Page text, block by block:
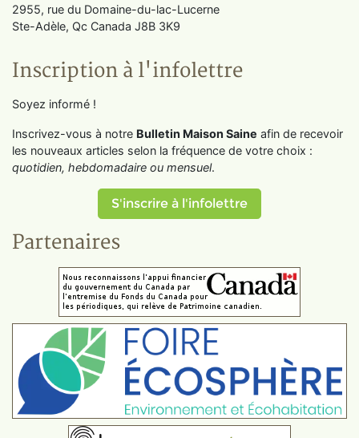
2955, rue du Domaine-du-lac-Lucerne
Ste-Adèle, Qc Canada J8B 3K9
Inscription à l'infolettre
Soyez informé !
Inscrivez-vous à notre Bulletin Maison Saine afin de recevoir
les nouveaux articles selon la fréquence de votre choix :
quotidien, hebdomadaire ou mensuel.
S'inscrire à l'infolettre
Partenaires